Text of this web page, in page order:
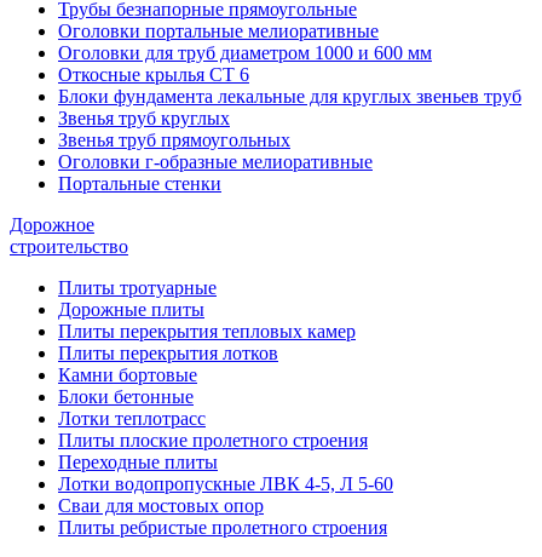
Трубы безнапорные прямоугольные
Оголовки портальные мелиоративные
Оголовки для труб диаметром 1000 и 600 мм
Откосные крылья СТ 6
Блоки фундамента лекальные для круглых звеньев труб
Звенья труб круглых
Звенья труб прямоугольных
Оголовки г-образные мелиоративные
Портальные стенки
Дорожное
строительство
Плиты тротуарные
Дорожные плиты
Плиты перекрытия тепловых камер
Плиты перекрытия лотков
Камни бортовые
Блоки бетонные
Лотки теплотрасс
Плиты плоские пролетного строения
Переходные плиты
Лотки водопропускные ЛВК 4-5, Л 5-60
Сваи для мостовых опор
Плиты ребристые пролетного строения